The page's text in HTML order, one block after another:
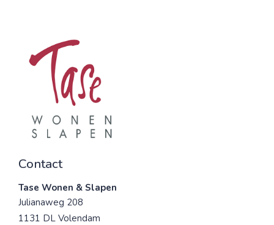
Contact
Tase Wonen & Slapen
Julianaweg 208
1131 DL Volendam